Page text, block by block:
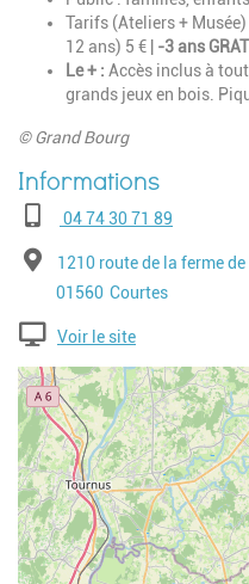
Tarifs (Ateliers +
12 ans) 5 € | -3 ans
Le + : Accès inclus à
grands jeux en bois.
© Grand Bourg
Téléphone04 74 30 71 89
Adresse1210 route de la ferme
Code postal
01560 Ville
Courtes
Voir le site
Geolocalisation